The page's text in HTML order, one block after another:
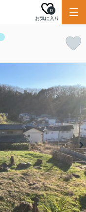
お気に入り
0